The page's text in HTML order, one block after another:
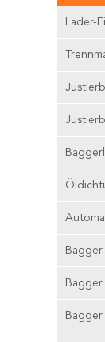
Lader-
Bagger
Bagger